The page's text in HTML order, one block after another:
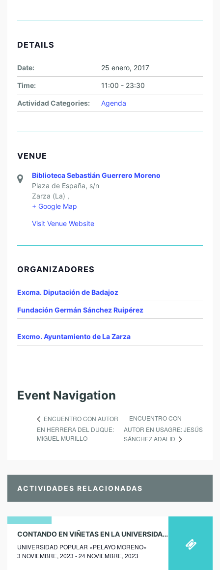
DETAILS
Date: 25 enero, 2017
Time: 11:00 - 23:30
Actividad Categories: Agenda
VENUE
Biblioteca Sebastián Guerrero Moreno
Plaza de España, s/n
Zarza (La) ,
+ Google Map
Visit Venue Website
ORGANIZADORES
Excma. Diputación de Badajoz
Fundación Germán Sánchez Ruipérez
Excmo. Ayuntamiento de La Zarza
Event Navigation
ENCUENTRO CON AUTOR
EN HERRERA DEL DUQUE:
MIGUEL MURILLO
ENCUENTRO CON
AUTOR EN USAGRE: JESÚS
SÁNCHEZ ADALID
ACTIVIDADES RELACIONADAS
03
noviembre
2023
CONTANDO EN VIÑETAS EN LA UNIVERSIDAD POPULAR «PELAYO MORENO»
UNIVERSIDAD POPULAR «PELAYO MORENO»
3 NOVIEMBRE, 2023 - 24 NOVIEMBRE, 2023